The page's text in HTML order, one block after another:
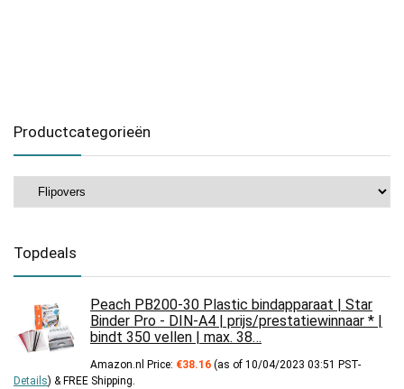
Productcategorieën
Topdeals
Peach PB200-30 Plastic bindapparaat | Star
Binder Pro - DIN-A4 | prijs/prestatiewinnaar * |
bindt 350 vellen | max. 38…
Amazon.nl Price: €38.16 (as of 10/04/2023 03:51 PST-
Details) & FREE Shipping.